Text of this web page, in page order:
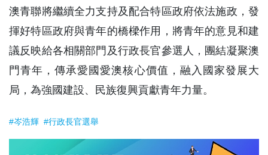
澳青聯將繼續全力支持及配合特區政府依法施政，發
揮好特區政府與青年的橋樑作用，將青年的意見和建
議反映給各相關部門及行政長官參選人，團結凝聚澳
門青年，傳承愛國愛澳核心價值，融入國家發展大
局，為強國建設、民族復興貢獻青年力量。
#岑浩輝 #行政長官選舉